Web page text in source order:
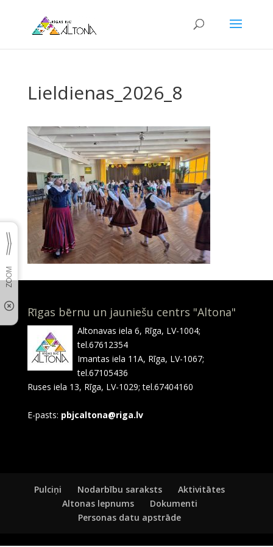
Lieldienas_2026_8
Rīgas bērnu un jauniešu centrs "Altona"
Altonavas iela 6, Rīga, LV-1004;
tel.67612354
Imantas iela 11A, Rīga, LV-1067;
tel.67105436
Ruses iela 13, Rīga, LV-1029; tel.67404160
E-pasts: pbjcaltona@riga.lv
Pulciņi Nodarbību saraksts
Aktivitātes
Altonas lepnums
Dokumenti
Personas datu apstrāde